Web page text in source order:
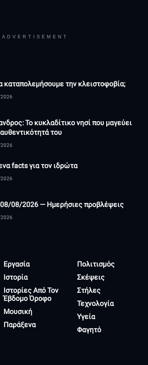
ADVERTISEMENT
καταπολεμήσουμε την κλειστοφοβία;
Το κυκλαδίτικο νησί που μαγεύει
του
facts για τον ιδρώτα
08/2026 — Ημερήσιες προβλέψεις
Εργασία
Ιστορία
Ιστορίες Από Τον
Έβδομο Όροφο
Μουσική
Παράξενα
Πολιτισμός
Σκέψεις
Στήλες
Τεχνολογία
Υγεία
Φαγητό